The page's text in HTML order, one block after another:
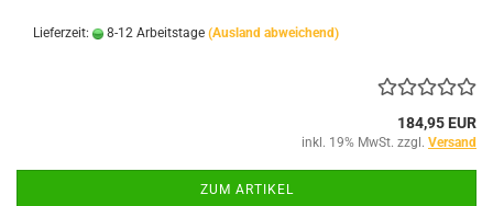
Lieferzeit: 8-12 Arbeitstage (Ausland abweichend)
184,95 EUR
inkl. 19% MwSt. zzgl. Versand
ZUM ARTIKEL